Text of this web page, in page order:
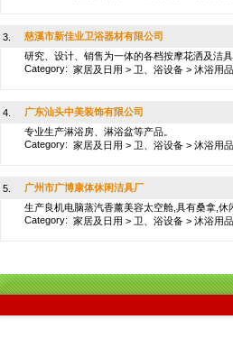
3.
慈溪市新佳业卫浴器材有限公司
研究、设计、销售为一体的各档按摩花洒及洁具
Category: 家居及日用 > 卫、浴设备 > 沐浴用品
4.
广东汕头中美装饰有限公司
专业生产淋浴房、淋浴盆等产品。
Category: 家居及日用 > 卫、浴设备 > 沐浴用品
5.
广州市广博康体休闲洁具厂
生产良机电脑蒸汽香薰美容太空舱,具有桑拿,休
Category: 家居及日用 > 卫、浴设备 > 沐浴用品